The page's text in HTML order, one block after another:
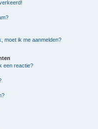
moet ik me aanmelden?
een reactie?